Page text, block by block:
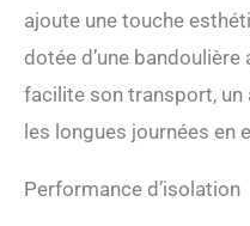
ajoute une touche
dotée d’une
facilite son transport,
les longues journées en
Performance d’isolation